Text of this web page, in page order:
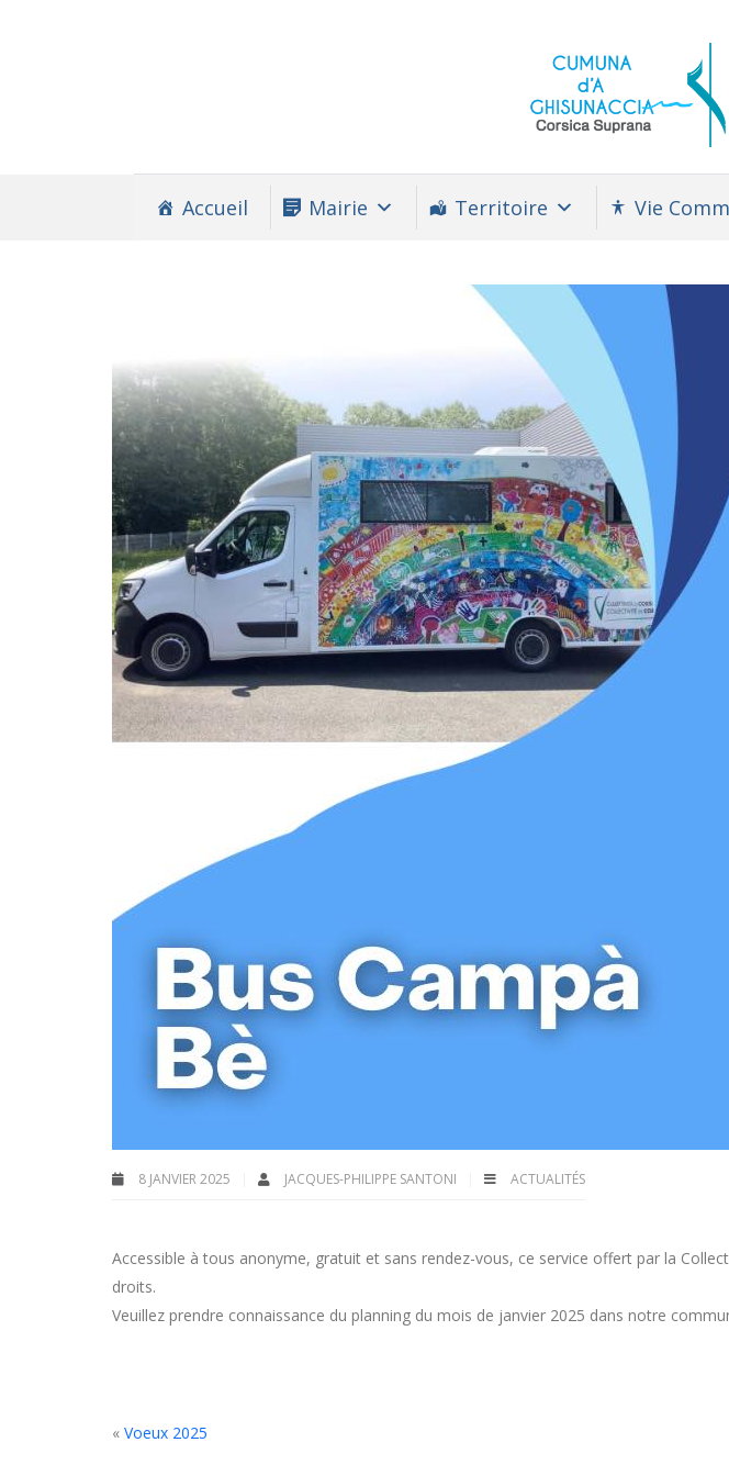
Accueil Mairie Territoire Vie
8 JANVIER 2025 JACQUES-PHILIPPE SANTONI ACTUALITÉS
Accessible à tous anonyme, gratuit et sans rendez-vous, ce service offert par la
droits.
Veuillez prendre connaissance du planning du mois de janvier 2025 dans notre
« Voeux 2025